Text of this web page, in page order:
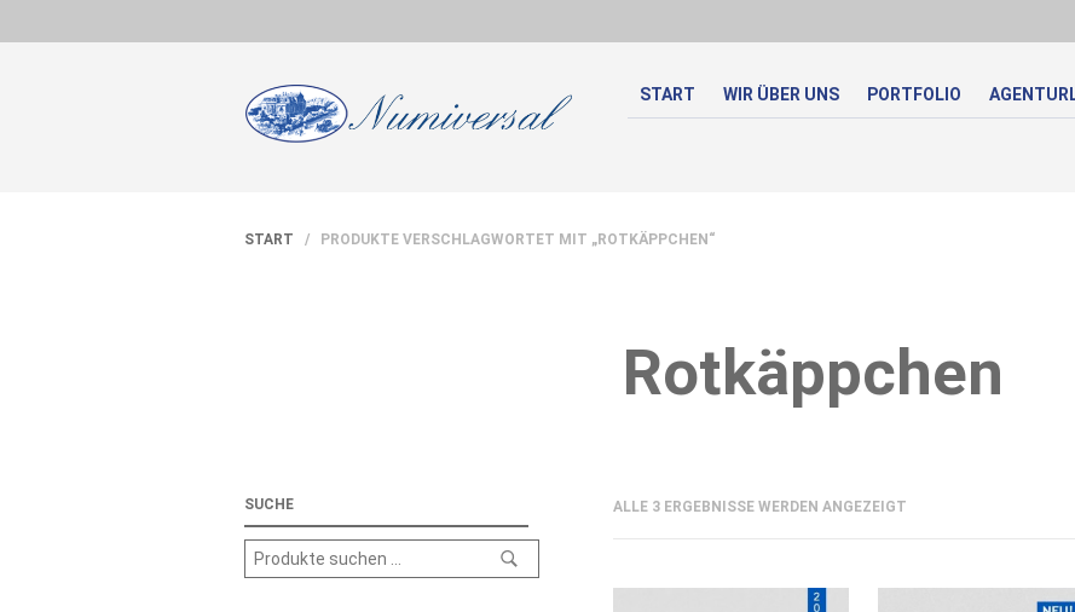
START WIR ÜBER UNS PORTFOLIO
START / PRODUKTE VERSCHLAGWORTET MIT „ROTKÄPPCHEN“
Rotkäppchen
ALLE 3 ERGEBNISSE WERDEN ANGEZEIGT
SUCHE